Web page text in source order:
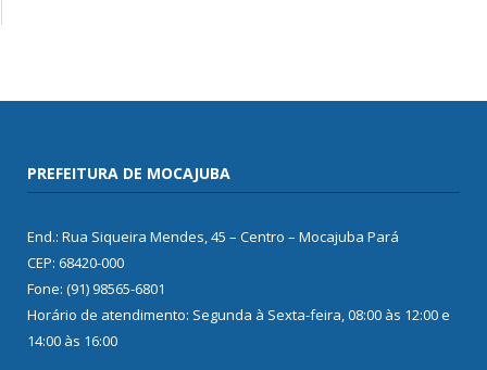
PREFEITURA DE MOCAJUBA
End.: Rua Siqueira Mendes, 45 – Centro – Mocajuba Pará
CEP: 68420-000
Fone: (91) 98565-6801
Horário de atendimento: Segunda à Sexta-feira, 08:00 às 12:00 e
14:00 às 16:00